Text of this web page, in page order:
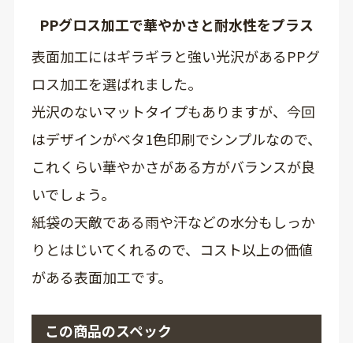
PPグロス加工で華やかさと耐水性をプラス
表面加工にはギラギラと強い光沢があるPPグ
ロス加工を選ばれました。
光沢のないマットタイプもありますが、今回
はデザインがベタ1色印刷でシンプルなので、
これくらい華やかさがある方がバランスが良
いでしょう。
紙袋の天敵である雨や汗などの水分もしっか
りとはじいてくれるので、コスト以上の価値
がある表面加工です。
この商品のスペック